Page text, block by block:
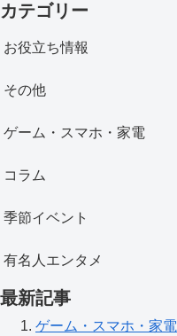
カテゴリー
お役立ち情報
その他
ゲーム・スマホ・家電
コラム
季節イベント
有名人エンタメ
最新記事
ゲーム・スマホ・家電